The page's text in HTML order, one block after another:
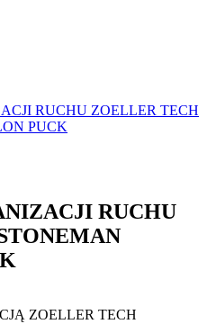
RUCHU ZOELLER TECH
PUCK
RUCHU
ZOELLER TECH